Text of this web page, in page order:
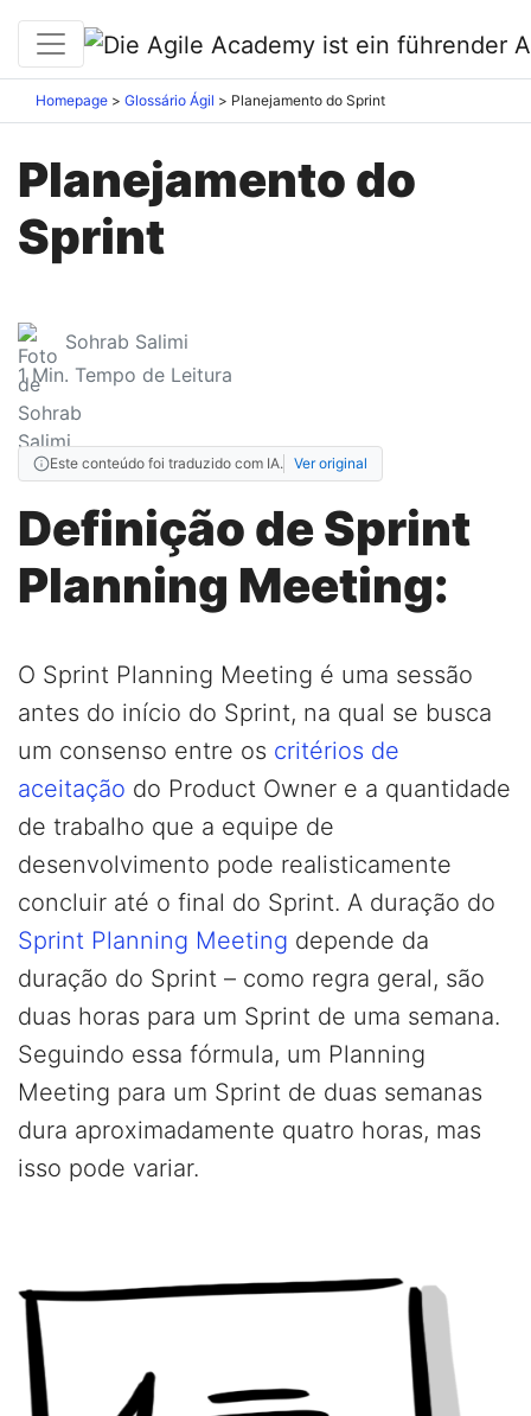
Homepage Glossário Ágil Planejamento do Sprint
Planejamento do
Sprint
Sohrab Salimi
1 Min. Tempo de Leitura
Este conteúdo foi traduzido com IA. Ver original
Definição de Sprint
Planning Meeting:
O Sprint Planning Meeting é uma sessão
antes do início do Sprint, na qual se busca
um consenso entre os critérios de
aceitação do Product Owner e a quantidade
de trabalho que a equipe de
desenvolvimento pode realisticamente
concluir até o final do Sprint. A duração do
Sprint Planning Meeting depende da
duração do Sprint – como regra geral, são
duas horas para um Sprint de uma semana.
Seguindo essa fórmula, um Planning
Meeting para um Sprint de duas semanas
dura aproximadamente quatro horas, mas
isso pode variar.